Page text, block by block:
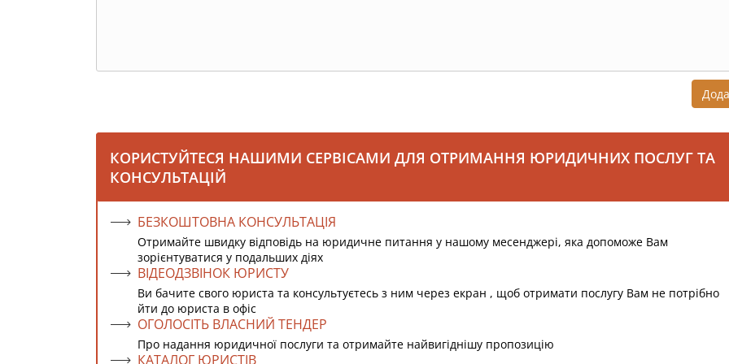
КОРИСТУЙТЕСЯ НАШИМИ СЕРВІСАМИ ДЛЯ ОТРИМАННЯ ЮРИДИЧНИХ ПОСЛУГ ТА
КОНСУЛЬТАЦІЙ
БЕЗКОШТОВНА КОНСУЛЬТАЦІЯ
Отримайте швидку відповідь на юридичне питання у нашому месенджері, яка допоможе Вам
зорієнтуватися у подальших діях
ВІДЕОДЗВІНОК ЮРИСТУ
Ви бачите свого юриста та консультуєтесь з ним через екран , щоб отримати послугу Вам не потрібно
йти до юриста в офіс
ОГОЛОСІТЬ ВЛАСНИЙ ТЕНДЕР
Про надання юридичної послуги та отримайте найвигіднішу пропозицію
КАТАЛОГ ЮРИСТІВ